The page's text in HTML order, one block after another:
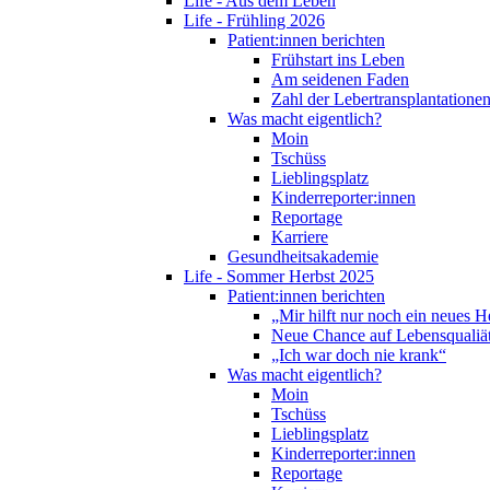
Life - Frühling 2026
Patient:innen berichten
Frühstart ins Leben
Am seidenen Faden
Zahl der
Was macht eigentlich?
Moin
Tschüss
Lieblingsplatz
Kinderreporter:innen
Reportage
Karriere
Gesundheitsakademie
Life - Sommer Herbst 2025
Patient:innen berichten
„Mir hilft nur noch ein neues
Neue Chance auf
„Ich war doch nie krank“
Was macht eigentlich?
Moin
Tschüss
Lieblingsplatz
Kinderreporter:innen
Reportage